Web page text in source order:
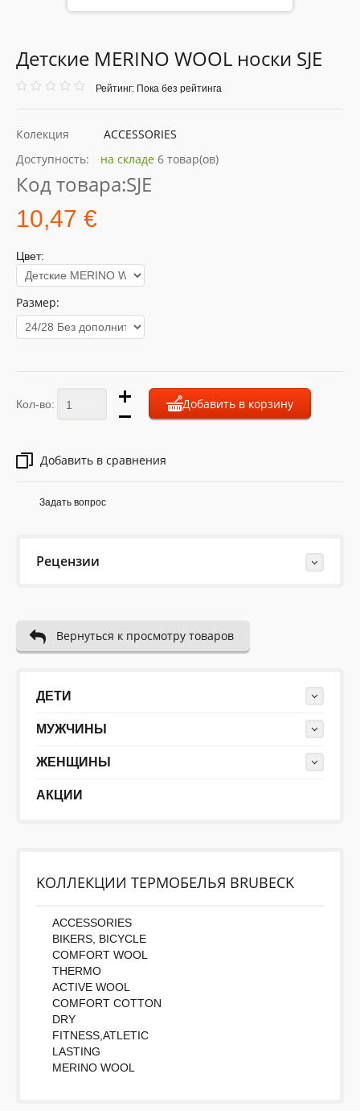
Детские MERINO WOOL носки SJE
Рейтинг: Пока без рейтинга
Колекция
ACCESSORIES
Доступность:
на складе 6 товар(ов)
Код товара:SJE
10,47 €
Цвет:
Размер:
Кол-во: Добавить в корзину
Добавить в сравнения
Задать вопрос
Рецензии
Еще нет отзывов об этом товаре.
макс. 2000 знаков)
Вернуться к просмотру товаров
ДЕТИ
МУЖЧИНЫ
ЖЕНЩИНЫ
АКЦИИ
KОЛЛЕКЦИИ ТЕРМОБЕЛЬЯ BRUBECK
ACCESSORIES
BIKERS, BICYCLE
COMFORT WOOL
THERMO
ACTIVE WOOL
COMFORT COTTON
DRY
FITNESS,ATLETIC
LASTING
MERINO WOOL